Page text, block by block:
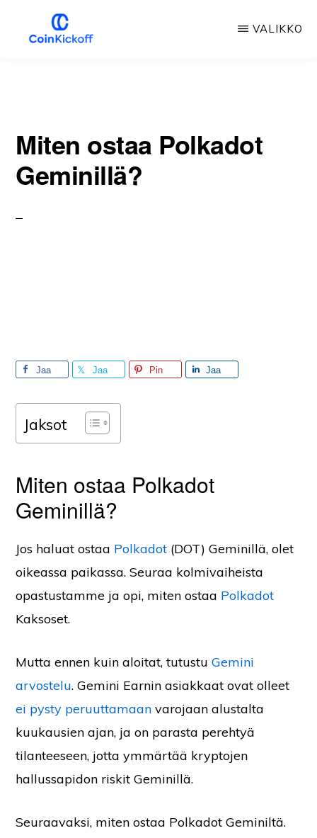
pääsisältöön
VALIKKO
Miten ostaa Polkadot
Geminillä?
Jaa Jaa Pin Jaa
Jaksot
Miten ostaa Polkadot
Geminillä?
Jos haluat ostaa Polkadot (DOT) Geminillä, olet
oikeassa paikassa. Seuraa kolmivaiheista
opastustamme ja opi, miten ostaa Polkadot
Kaksoset.
Mutta ennen kuin aloitat, tutustuGemini
arvostelu. Gemini Earnin asiakkaat ovat olleet
ei pysty peruuttamaan varojaan alustalta
kuukausien ajan, ja on parasta perehtyä
tilanteeseen, jotta ymmärtää kryptojen
hallussapidon riskit Geminillä.
Seuraavaksi, miten ostaa Polkadot Geminiltä.